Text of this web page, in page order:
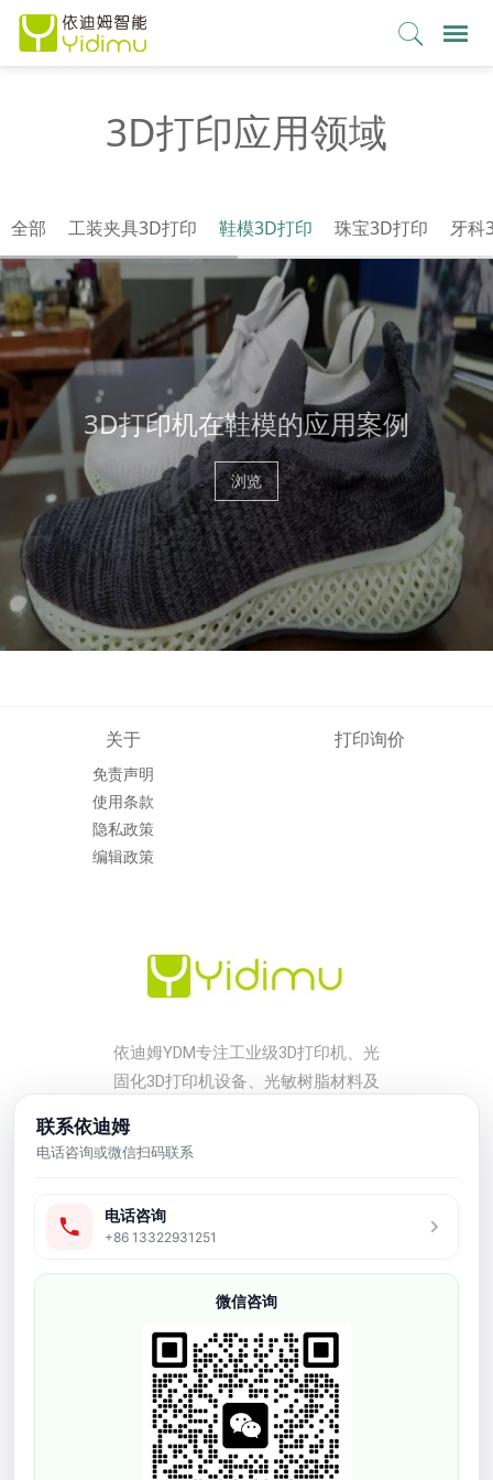
3D打印应用领域
全部 工装夹具3D打印 鞋模3D打印 珠宝3D打印 牙科
3D打印机在鞋模的应用案例
浏览
关于
免责声明
使用条款
隐私政策
编辑政策
打印询价
依迪姆YDM专注工业级3D打印机、光
固化3D打印机设备、光敏树脂材料及
批量生产、工业模型、牙科、珠宝、
友情链接
产品中心
软胶弹性3D打印机
工业级3D打印机
光敏树脂耗材
3D打印配件
联系依迪姆
电话咨询或微信扫码联系
电话咨询
+86 13322931251
微信咨询